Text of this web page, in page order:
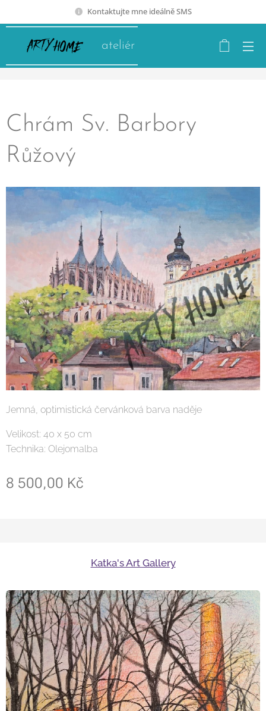
Kontaktujte mne ideálně SMS
ateliér
Chrám Sv. Barbory
Růžový
Jemná, optimistická červánková barva naděje
Velikost: 40 x 50 cm
Technika: Olejomalba
8 500,00 Kč
Katka's Art Gallery